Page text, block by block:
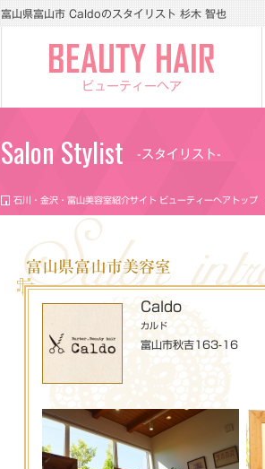
富山県富山市 Caldoのスタイリスト 杉木 智也
ビューティーヘア
Salon Stylist -スタイリスト-
石川・金沢・富山美容室紹介サイト ビューティーヘアトップ
富山県富山市美容室
Caldo
カルド
富山市秋吉163-16